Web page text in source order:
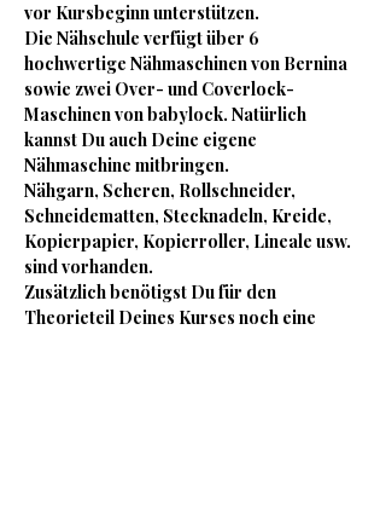
vor Kursbeginn unterstützen.
Die Nähschule verfügt über 6
hochwertige Nähmaschinen von Bernina
sowie zwei Over- und Coverlock-
Maschinen von babylock. Natürlich
kannst Du auch Deine eigene
Nähmaschine mitbringen.
Nähgarn, Scheren, Rollschneider,
Schneidematten, Stecknadeln, Kreide,
Kopierpapier, Kopierroller, Lineale usw.
sind vorhanden.
Zusätzlich benötigst Du für den
Theorieteil Deines Kurses noch eine